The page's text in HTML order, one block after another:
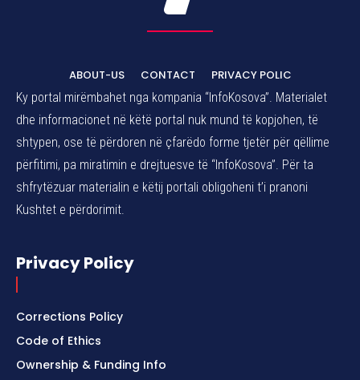
ABOUT-US CONTACT
PRIVACY POLIC
Ky portal mirëmbahet nga kompania “InfoKosova”. Materialet
dhe informacionet në këtë portal nuk mund të kopjohen, të
shtypen, ose të përdoren në çfarëdo forme tjetër për qëllime
përfitimi, pa miratimin e drejtuesve të “InfoKosova”. Për ta
shfrytëzuar materialin e këtij portali obligoheni t’i pranoni
Kushtet e përdorimit.
Privacy Policy
Corrections Policy
Code of Ethics
Ownership & Funding Info